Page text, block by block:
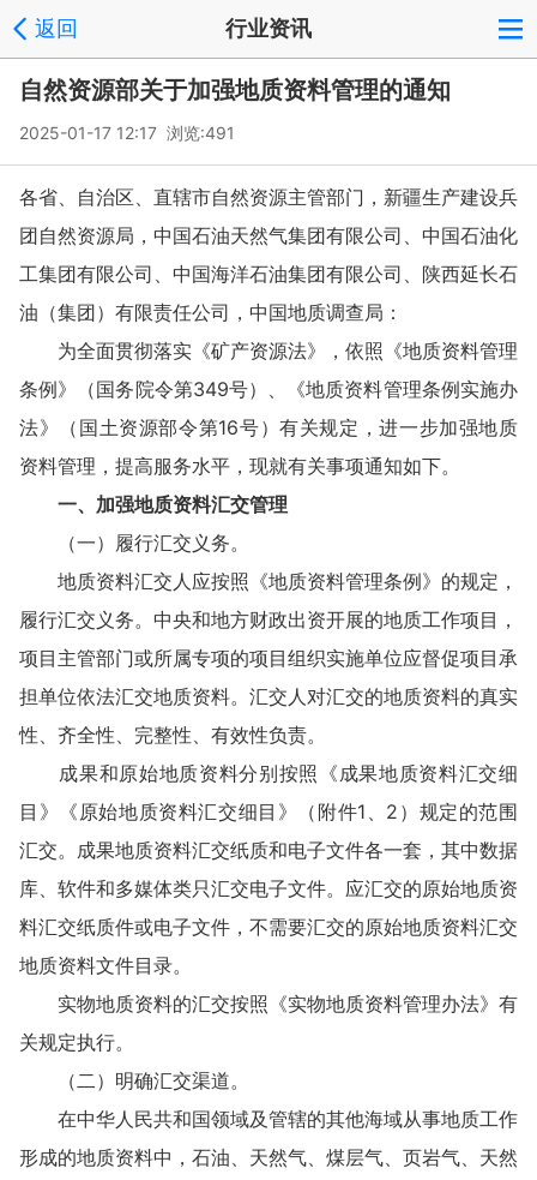
返回 行业资讯
自然资源部关于加强地质资料管理的通知
2025-01-17 12:17 浏览:491
各省、自治区、直辖市自然资源主管部门，新疆生产建设兵
团自然资源局，中国石油天然气集团有限公司、中国石油化
工集团有限公司、中国海洋石油集团有限公司、陕西延长石
油（集团）有限责任公司，中国地质调查局：
为全面贯彻落实《矿产资源法》，依照《地质资料管理
条例》（国务院令第349号）、《地质资料管理条例实施办
法》（国土资源部令第16号）有关规定，进一步加强地质
资料管理，提高服务水平，现就有关事项通知如下。
一、加强地质资料汇交管理
（一）履行汇交义务。
地质资料汇交人应按照《地质资料管理条例》的规定，
履行汇交义务。中央和地方财政出资开展的地质工作项目，
项目主管部门或所属专项的项目组织实施单位应督促项目承
担单位依法汇交地质资料。汇交人对汇交的地质资料的真实
性、齐全性、完整性、有效性负责。
成果和原始地质资料分别按照《成果地质资料汇交细
目》《原始地质资料汇交细目》（附件1、2）规定的范围
汇交。成果地质资料汇交纸质和电子文件各一套，其中数据
库、软件和多媒体类只汇交电子文件。应汇交的原始地质资
料汇交纸质件或电子文件，不需要汇交的原始地质资料汇交
地质资料文件目录。
实物地质资料的汇交按照《实物地质资料管理办法》有
关规定执行。
（二）明确汇交渠道。
在中华人民共和国领域及管辖的其他海域从事地质工作
形成的地质资料中，石油、天然气、煤层气、页岩气、天然